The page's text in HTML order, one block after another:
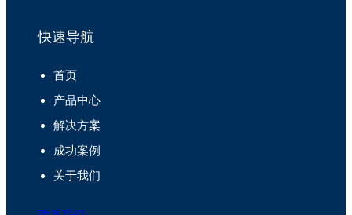
快速导航
首页
产品中心
解决方案
成功案例
关于我们